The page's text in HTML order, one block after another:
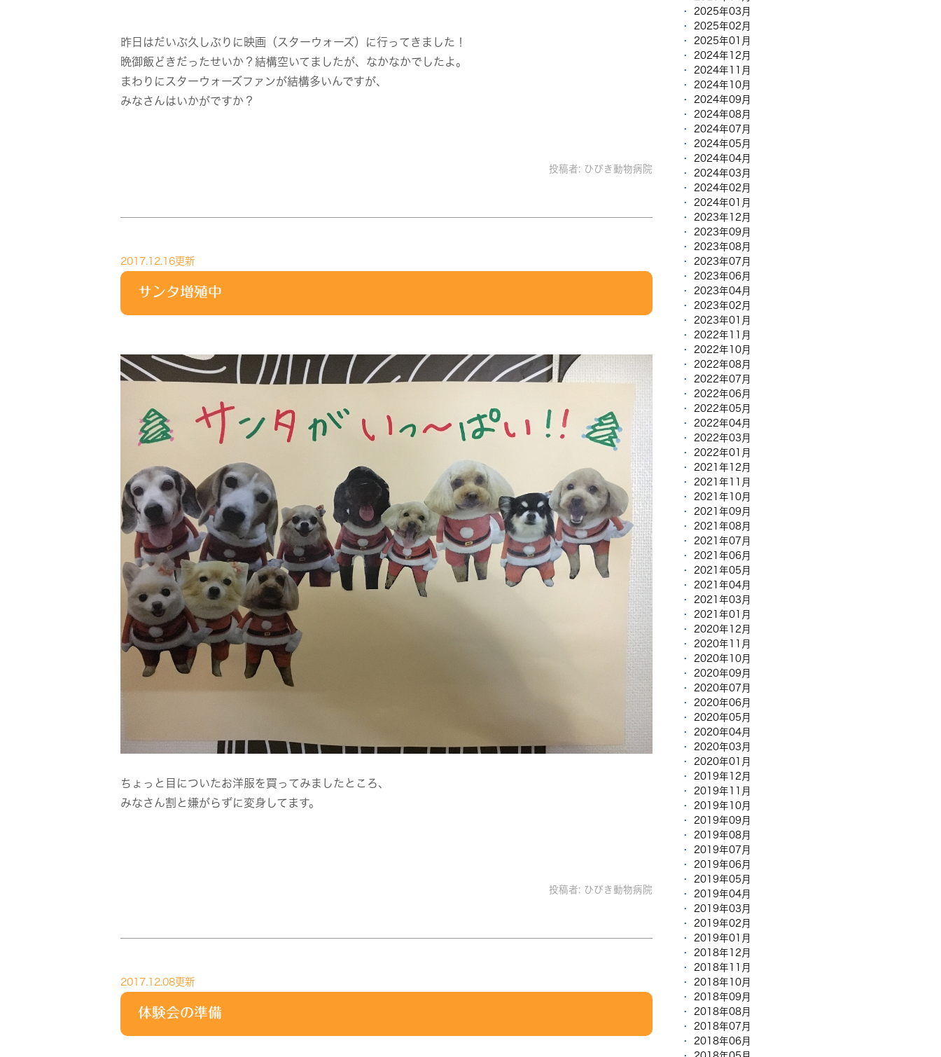
昨日はだいぶ久しぶりに映画（スターウォーズ）に行ってきました！
晩御飯どきだったせいか？結構空いてましたが、なかなかでしたよ。
まわりにスターウォーズファンが結構多いんですが、
みなさんはいかがですか？
投稿者: ひびき動物病院
2017.12.16更新
サンタ増殖中
ちょっと目についたお洋服を買ってみましたところ、
みなさん割と嫌がらずに変身してます。
投稿者: ひびき動物病院
2017.12.08更新
体験会の準備
2025年03月
2025年02月
2025年01月
2024年12月
2024年11月
2024年10月
2024年09月
2024年08月
2024年07月
2024年05月
2024年04月
2024年03月
2024年02月
2024年01月
2023年12月
2023年09月
2023年08月
2023年07月
2023年06月
2023年04月
2023年02月
2023年01月
2022年11月
2022年10月
2022年08月
2022年07月
2022年06月
2022年05月
2022年04月
2022年03月
2022年01月
2021年12月
2021年11月
2021年10月
2021年09月
2021年08月
2021年07月
2021年06月
2021年05月
2021年04月
2021年03月
2021年01月
2020年12月
2020年11月
2020年10月
2020年09月
2020年07月
2020年06月
2020年05月
2020年04月
2020年03月
2020年01月
2019年12月
2019年11月
2019年10月
2019年09月
2019年08月
2019年07月
2019年06月
2019年05月
2019年04月
2019年03月
2019年02月
2019年01月
2018年12月
2018年11月
2018年10月
2018年09月
2018年08月
2018年07月
2018年06月